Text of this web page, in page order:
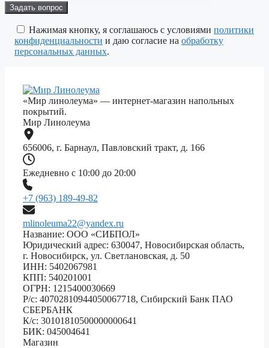
Оставьте
это
поле
пустым.
Нажимая кнопку, я соглашаюсь с условиями политики
конфиденциальности и даю согласие на обработку
персональных данных.
«Мир линолеума» — интернет-магазин напольных
покрытий.
Мир Линолеума
656006, г. Барнаул, Павловский тракт, д. 166
Ежедневно с 10:00 до 20:00
+7 (963) 189-49-82
mlinoleuma22@yandex.ru
Название: ООО «СИБПОЛ»
Юридический адрес: 630047, Новосибирская область,
г. Новосибирск, ул. Светлановская, д. 50
ИНН: 5402067981
КПП: 540201001
ОГРН: 1215400030669
Р/с: 40702810944050067718, Сибирский Банк ПАО
СБЕРБАНК
К/с: 30101810500000000641
БИК: 045004641
Магазин